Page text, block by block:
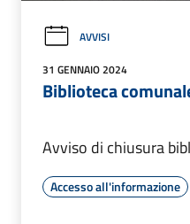
AVVISI
31 GENNAIO 2024
Biblioteca
Avviso di chiusura
Accesso all'informazione